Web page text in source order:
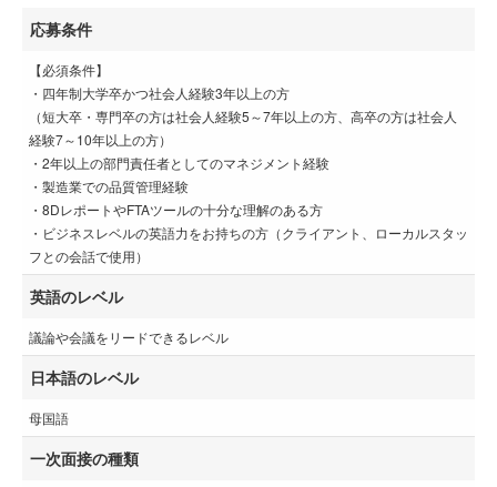
応募条件
【必須条件】
・四年制大学卒かつ社会人経験3年以上の方
（短大卒・専門卒の方は社会人経験5～7年以上の方、高卒の方は社会人
経験7～10年以上の方）
・2年以上の部門責任者としてのマネジメント経験
・製造業での品質管理経験
・8DレポートやFTAツールの十分な理解のある方
・ビジネスレベルの英語力をお持ちの方（クライアント、ローカルスタッ
フとの会話で使用）
英語のレベル
議論や会議をリードできるレベル
日本語のレベル
母国語
一次面接の種類